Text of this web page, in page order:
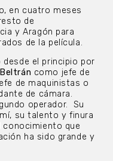
en cuatro meses
de
y Aragón para
de la película.
desde el principio por
como jefe de
de maquinistas o
de cámara.
operador.
Su
su talento y finura
que
ha sido grande y